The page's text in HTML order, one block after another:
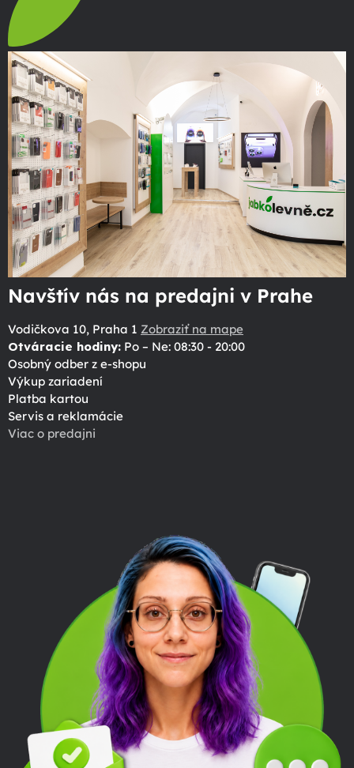
Navštív nás na predajni v Prahe
Vodičkova 10, Praha 1 Zobraziť na mape
Otváracie hodiny: Po – Ne: 08:30 - 20:00
Osobný odber z e-shopu
Výkup zariadení
Platba kartou
Servis a reklamácie
Viac o predajni